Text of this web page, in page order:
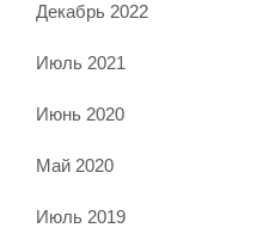
Декабрь 2022
Июль 2021
Июнь 2020
Май 2020
Июль 2019